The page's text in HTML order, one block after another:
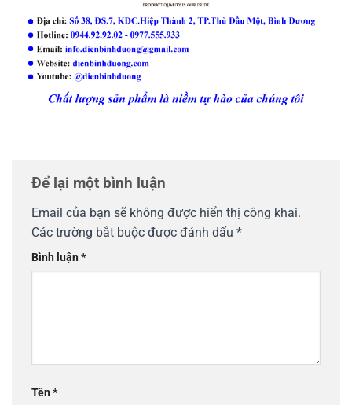
Để lại một bình luận
Email của bạn sẽ không được hiển thị công khai.
Các trường bắt buộc được đánh dấu *
Bình luận*
Tên*